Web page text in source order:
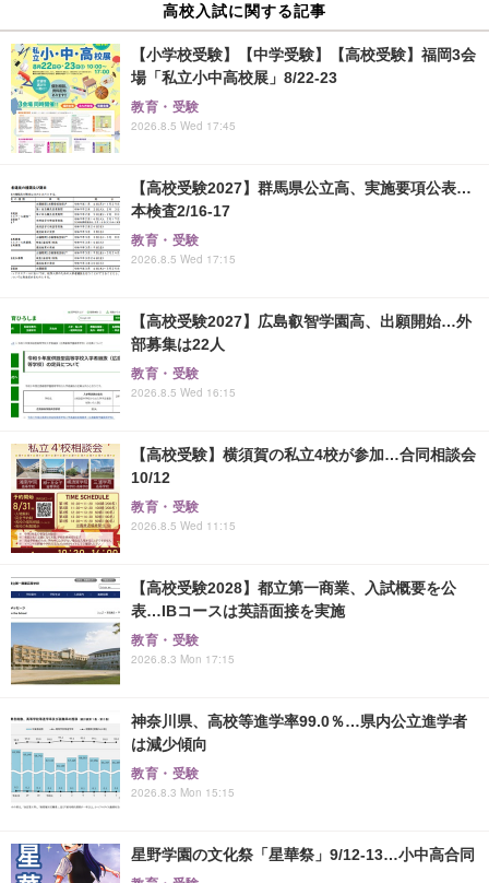
高校入試に関する記事
【小学校受験】【中学受験】【高校受験】福岡3会
場「私立小中高校展」8/22-23
教育・受験
2026.8.5 Wed 17:45
【高校受験2027】群馬県公立高、実施要項公表…
本検査2/16-17
教育・受験
2026.8.5 Wed 17:15
【高校受験2027】広島叡智学園高、出願開始…外
部募集は22人
教育・受験
2026.8.5 Wed 16:15
【高校受験】横須賀の私立4校が参加…合同相談会
10/12
教育・受験
2026.8.5 Wed 11:15
【高校受験2028】都立第一商業、入試概要を公
表…IBコースは英語面接を実施
教育・受験
2026.8.3 Mon 17:15
神奈川県、高校等進学率99.0％…県内公立進学者
は減少傾向
教育・受験
2026.8.3 Mon 15:15
星野学園の文化祭「星華祭」9/12-13…小中高合同